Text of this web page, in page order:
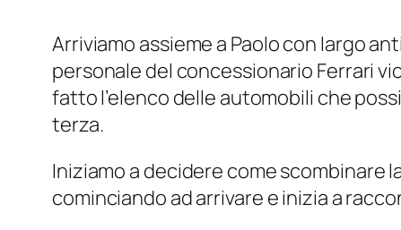
Arriviamo assieme a Paolo con largo
personale del concessionario Ferrari
fatto l’elenco delle automobili che
terza.
Iniziamo a decidere come scombinare
cominciando ad arrivare e inizia a